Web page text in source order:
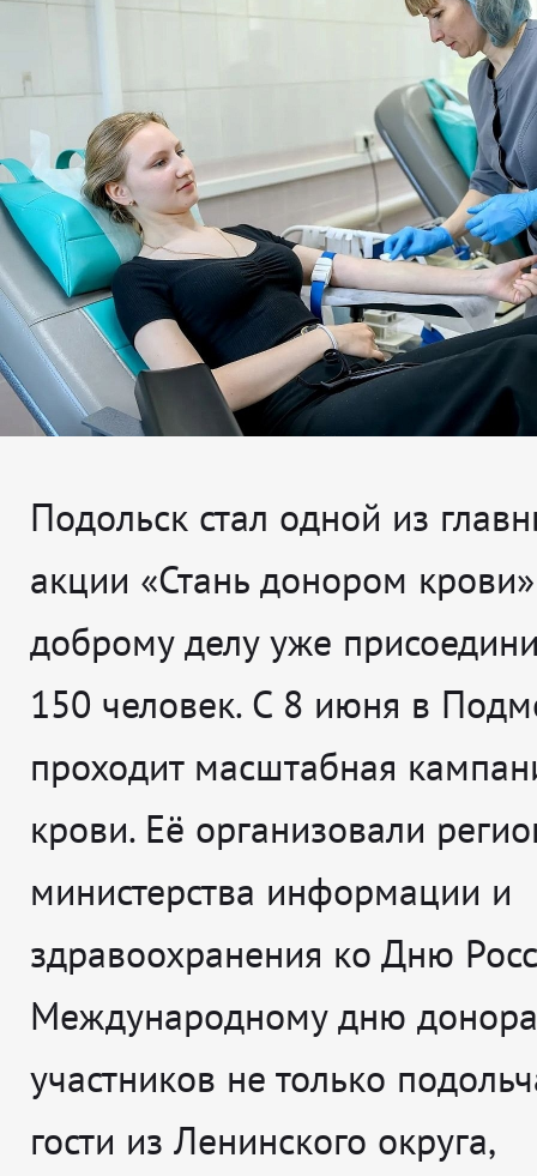
Подольск стал одной из
акции «Стань донором
доброму делу уже
150 человек. С 8 июня в
проходит масштабная
крови. Её организовали
министерства информации и
здравоохранения ко Дню
Международному дню
участников не только
гости из Ленинского округа,